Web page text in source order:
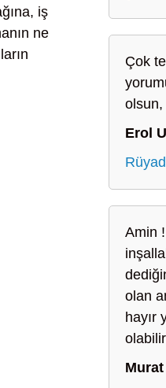
iş
ne
Çok
olsun,
Erol
Amin
olan
hayır
Murat